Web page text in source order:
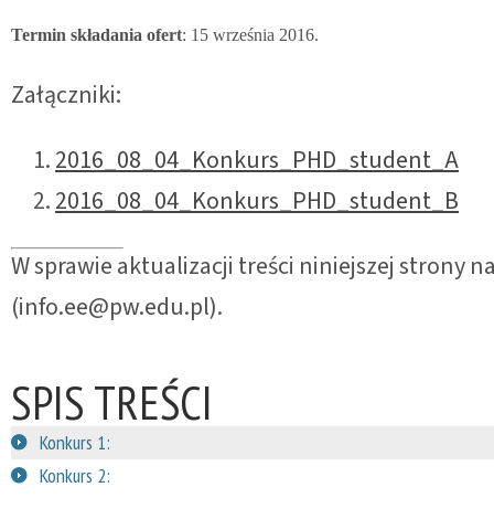
Termin składania ofert: 15 września 2016.
Załączniki:
2016_08_04_Konkurs_PHD_student_A
2016_08_04_Konkurs_PHD_student_B
W sprawie aktualizacji treści niniejszej strony
(info.ee@pw.edu.pl).
SPIS TREŚCI
Konkurs 1:
Konkurs 2: